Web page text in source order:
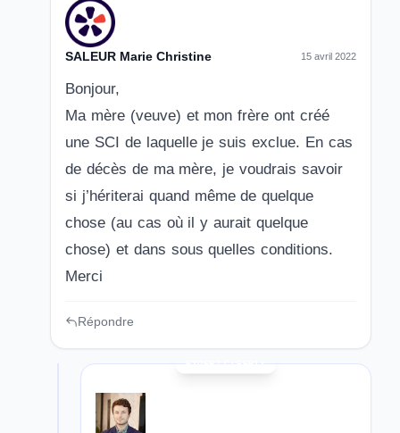
SALEUR Marie Christine 15 avril 2022
Bonjour,
Ma mère (veuve) et mon frère ont créé
une SCI de laquelle je suis exclue. En cas
de décès de ma mère, je voudrais savoir
si j’hériterai quand même de quelque
chose (au cas où il y aurait quelque
chose) et dans sous quelles conditions.
Merci
Répondre